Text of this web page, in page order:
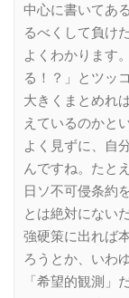
中心に書いてあ
るべくして負け
よくわかります
る！？」とツッ
大きくまとめれ
えているのかと
よく見ずに、自
んですね。たと
日ソ不可侵条約
とは絶対にない
強硬策に出れば
ろうとか、いわ
「希望的観測」